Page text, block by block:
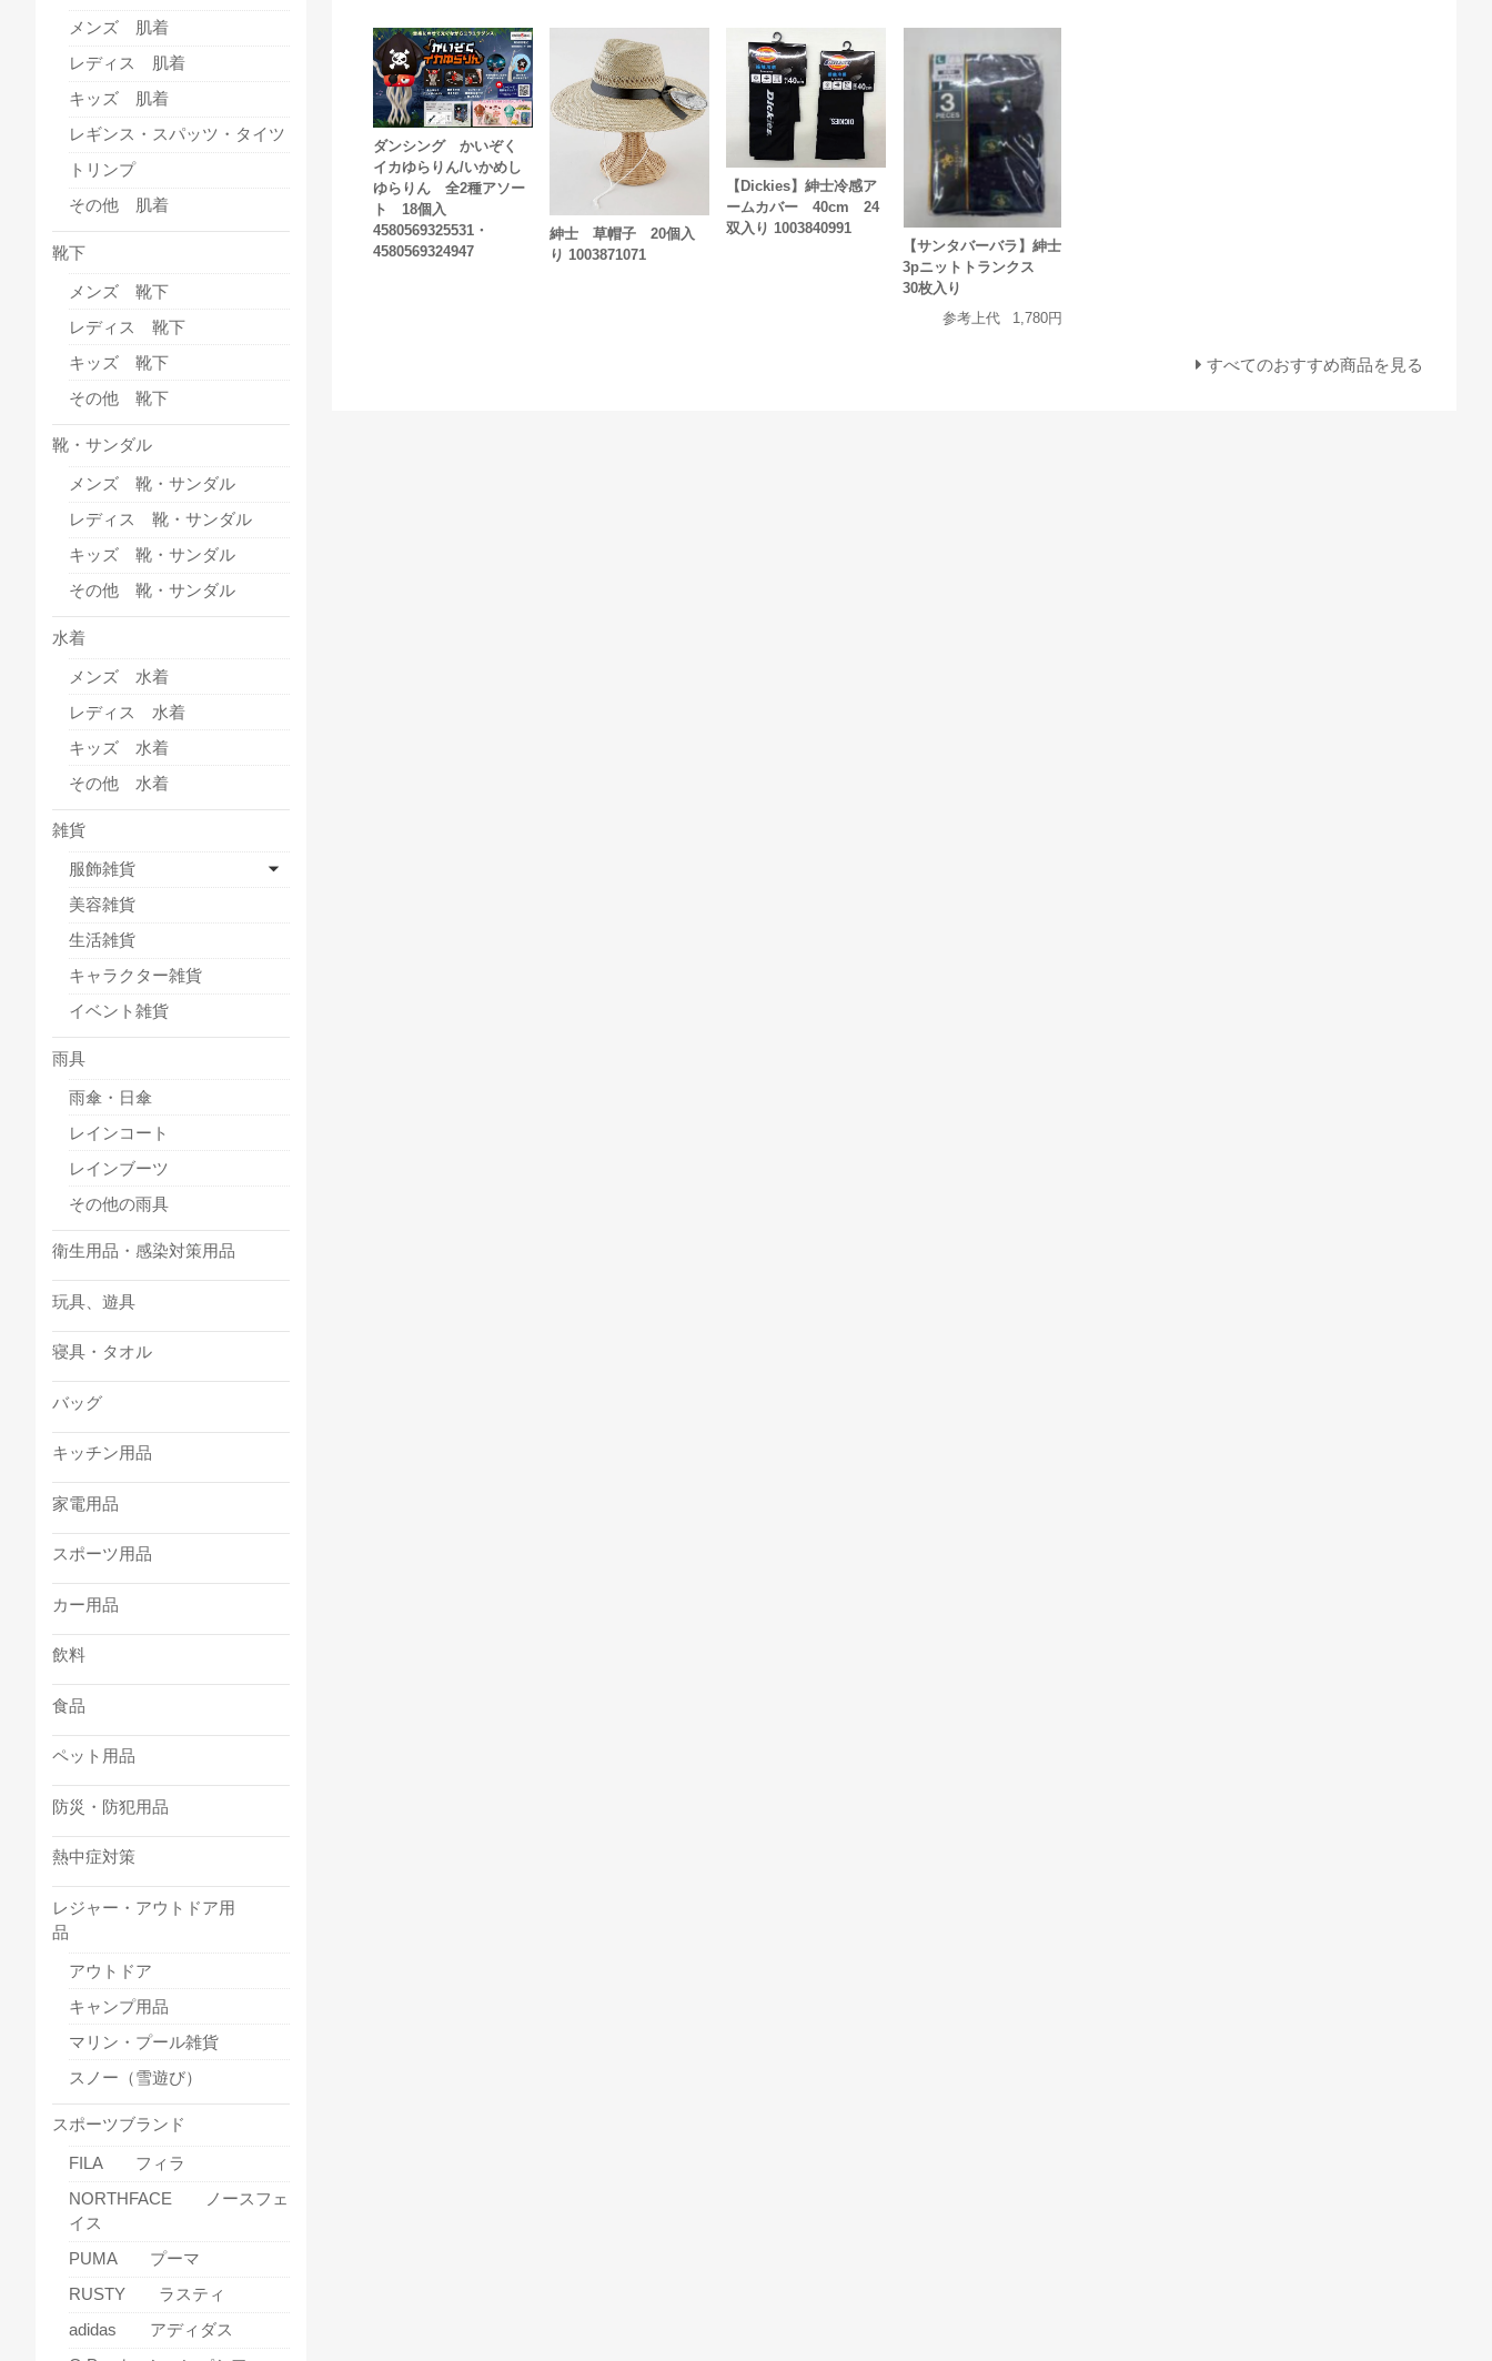
ダンシング かいぞく
イカゆらりん/いかめし
ゆらりん 全2種アソー
ト 18個入
4580569325531・
4580569324947
紳士 草帽子 20個入
り 1003871071
【Dickies】紳士冷感ア
ームカバー 40cm 24
双入り 1003840991
【サンタバーバラ】紳士
3pニットトランクス
30枚入り
参考上代
1,780円
すべてのおすすめ商品を見る
メンズ 肌着
レディス 肌着
キッズ 肌着
レギンス・スパッツ・タイツ
トリンプ
その他 肌着
靴下
メンズ 靴下
レディス 靴下
キッズ 靴下
その他 靴下
靴・サンダル
メンズ 靴・サンダル
レディス 靴・サンダル
キッズ 靴・サンダル
その他 靴・サンダル
水着
メンズ 水着
レディス 水着
キッズ 水着
その他 水着
雑貨
服飾雑貨
美容雑貨
生活雑貨
キャラクター雑貨
イベント雑貨
雨具
雨傘・日傘
レインコート
レインブーツ
その他の雨具
衛生用品・感染対策用品
玩具、遊具
寝具・タオル
バッグ
キッチン用品
家電用品
スポーツ用品
カー用品
飲料
食品
ペット用品
防災・防犯用品
熱中症対策
レジャー・アウトドア用
品
アウトドア
キャンプ用品
マリン・プール雑貨
スノー（雪遊び）
スポーツブランド
FILA フィラ
NORTHFACE ノースフェ
イス
PUMA プーマ
RUSTY ラスティ
adidas アディダス